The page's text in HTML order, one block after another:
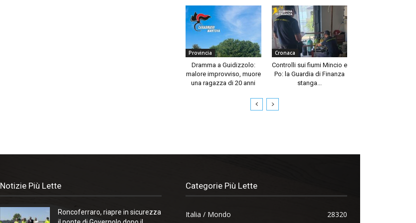
Provincia
Dramma a Guidizzolo:
malore improvviso, muore
una ragazza di 20 anni
Cronaca
Controlli sui fiumi Mincio e
Po: la Guardia di Finanza
stanga...
Notizie Più Lette
Roncoferraro, riapre in sicurezza
Categorie Più Lette
Italia / Mondo 28320